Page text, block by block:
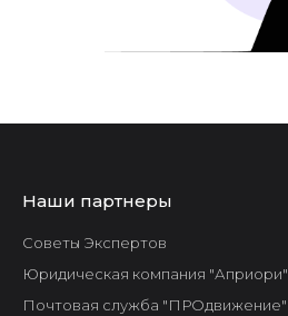
Наши партнеры
Советы Экспертов
Юридическая компания "Априори"
Почтовая служба "ПРОдвижение"